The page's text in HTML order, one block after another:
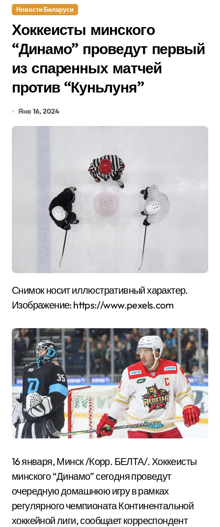
Новости Беларуси
Хоккеисты минского
“Динамо” проведут первый
из спаренных матчей
против “Куньлуня”
Янв 16, 2024
Снимок носит иллюстративный характер.
Изображение: https://www.pexels.com
16 января, Минск /Корр. БЕЛТА/. Хоккеисты
минского “Динамо” сегодня проведут
очередную домашнюю игру в рамках
регулярного чемпионата Континентальной
хоккейной лиги, сообщает корреспондент